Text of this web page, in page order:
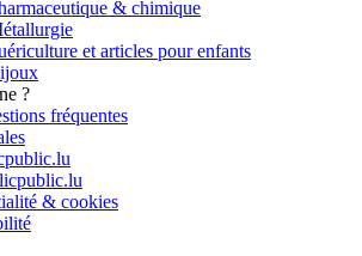
& chimique
et articles pour enfants
?
fréquentes
& cookies